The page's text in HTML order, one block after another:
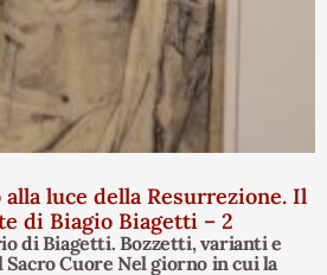
luce della Resurrezione. Il
di Biagio Biagetti – 2
di Biagetti. Bozzetti, varianti e
Cuore Nel giorno in cui la